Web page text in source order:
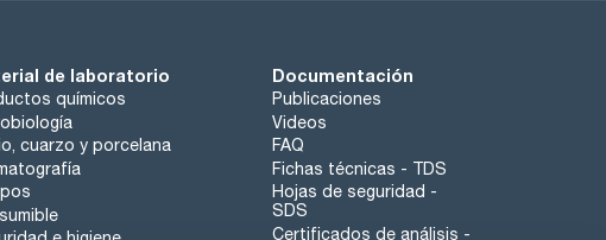
de laboratorio
químicos
cuarzo y porcelana
Documentación
Publicaciones
Videos
FAQ
Fichas técnicas - TDS
Hojas de seguridad -
SDS
Certificados de análisis -